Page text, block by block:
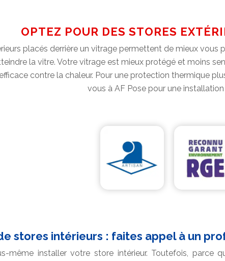
OPTEZ POUR DES STORES
placés derrière un vitrage permettent de mieux
la vitre. Votre vitrage est mieux protégé et moins
contre la chaleur. Pour une protection thermique
vous à AF Pose pour une
stores intérieurs : faites appel à un
même installer votre store intérieur. Toutefois, parce